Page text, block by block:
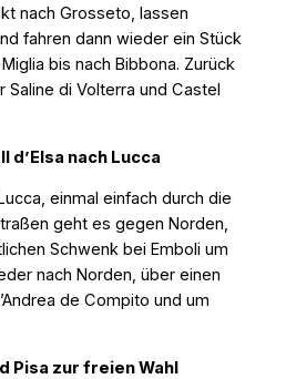
nach Grosseto, lassen
fahren dann wieder ein Stück
bis nach Bibbona. Zurück
di Volterra und Castel
d’Elsa nach Lucca
einmal einfach durch die
geht es gegen Norden,
Schwenk bei Emboli um
nach Norden, über einen
de Compito und um
Pisa zur freien Wahl